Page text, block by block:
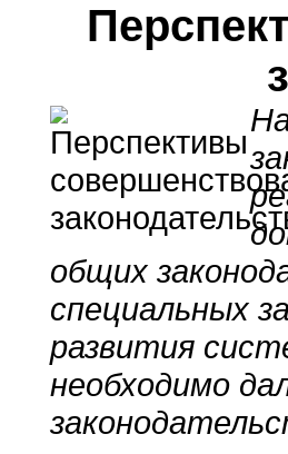
общих
специальных
развития
необходимо